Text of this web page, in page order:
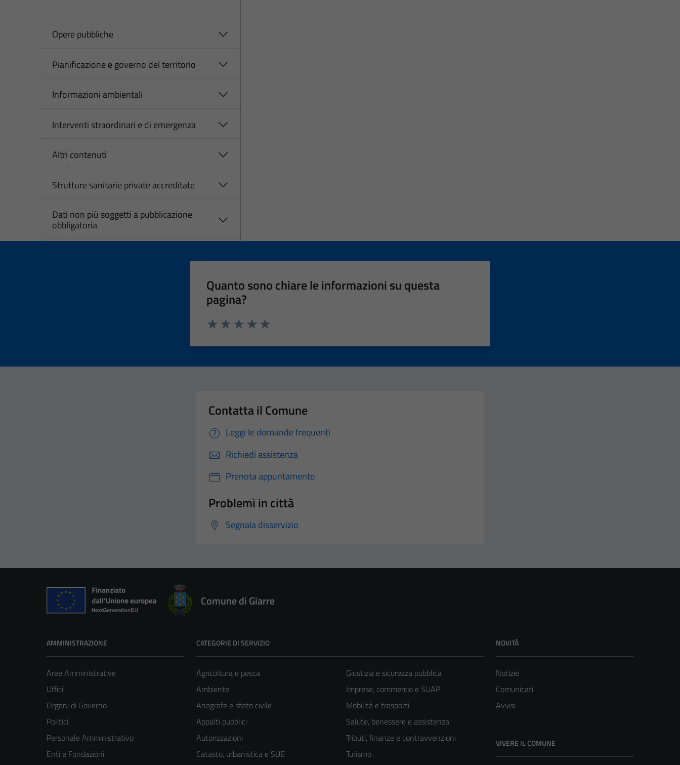
Opere pubbliche
Pianificazione e governo del territorio
Informazioni ambientali
Interventi straordinari e di emergenza
Altri contenuti
Strutture sanitarie private accreditate
Dati non più soggetti a pubblicazione
obbligatoria
Quanto sono chiare le informazioni su questa
pagina?
Contatta il Comune
Leggi le domande frequenti
Richiedi assistenza
Prenota appuntamento
Problemi in città
Segnala disservizio
Comune di Giarre
AMMINISTRAZIONE
Aree Amministrative
Uffici
Organi di Governo
Politici
Personale Amministrativo
Enti e Fondazioni
CATEGORIE DI SERVIZIO
Agricoltura e pesca
Ambiente
Anagrafe e stato civile
Appalti pubblici
Autorizzazioni
Catasto, urbanistica e SUE
Giustizia e sicurezza pubblica
Imprese, commercio e SUAP
Mobilità e trasporti
Salute, benessere e assistenza
Tributi, finanze e contravvenzioni
Turismo
NOVITÀ
Notizie
Comunicati
Avvisi
VIVERE IL COMUNE